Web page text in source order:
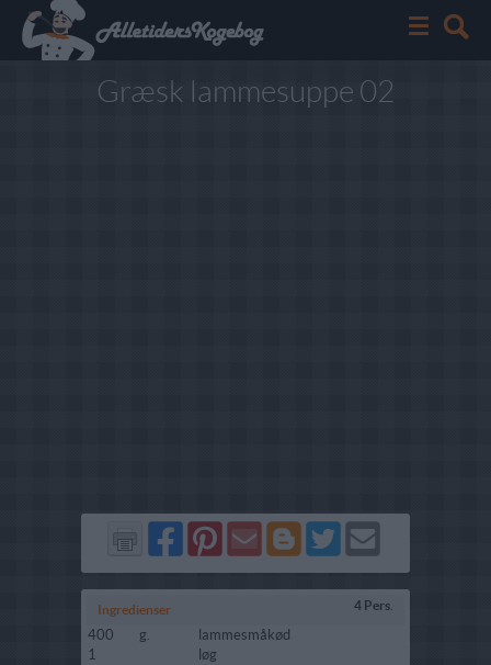
Græsk lammesuppe 02
Del
på
Facebook
Del
på
Pinterest
Send
via
GMail
Del
på
Blogger
Del
på
Twitter
Send
Ingredienser 4 Pers.
400 g.
lammesmåkød
1
løg